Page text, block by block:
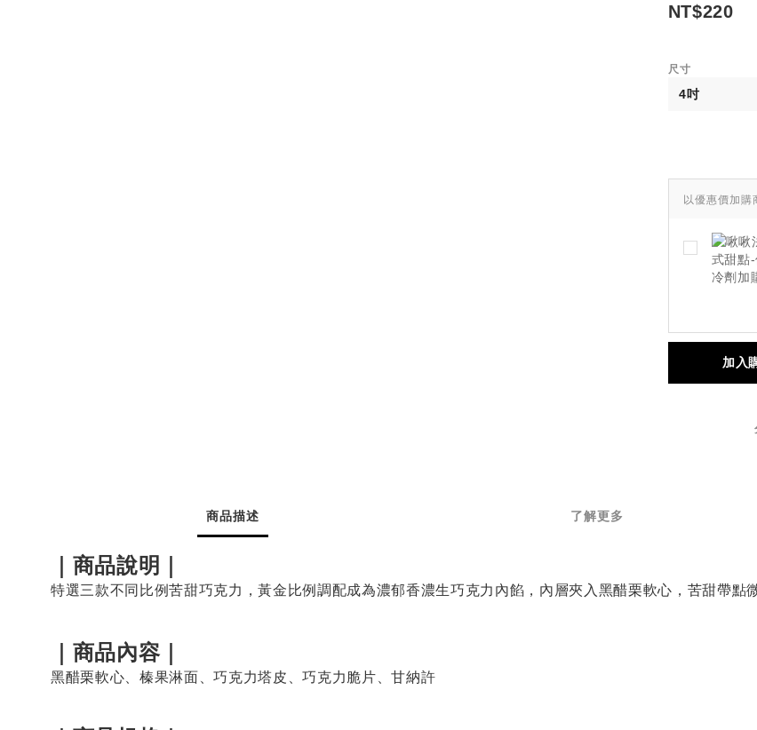
NT$220
尺寸
以優惠價加購
加入
商品描述 了解更多
｜商品說明｜
特選三款不同比例苦甜巧克力，黃金比例調配成為濃郁香濃生巧克力內餡，內層夾入黑醋栗軟心，苦甜帶點
｜商品內容｜
黑醋栗軟心、榛果淋面、巧克力塔皮、巧克力脆片、甘納許